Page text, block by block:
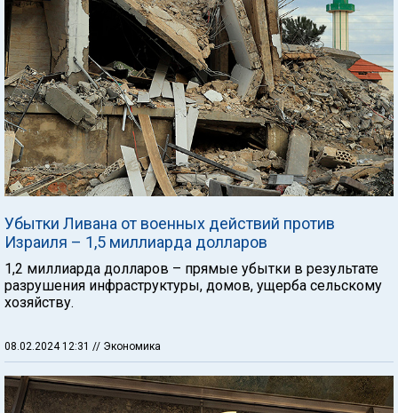
Убытки Ливана от военных действий против
Израиля – 1,5 миллиарда долларов
1,2 миллиарда долларов – прямые убытки в результате
разрушения инфраструктуры, домов, ущерба сельскому
хозяйству.
08.02.2024 12:31 // Экономика